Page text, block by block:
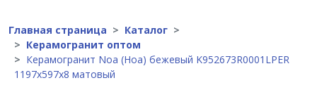
Главная страница
Каталог
Керамогранит оптом
Керамогранит Noa (Ноа) бежевый K952673R0001LPER
1197x597x8 матовый